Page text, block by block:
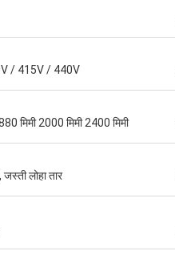
/ 415V / 440V
मिमी 2000 मिमी 2400 मिमी
जस्ती लोहा तार